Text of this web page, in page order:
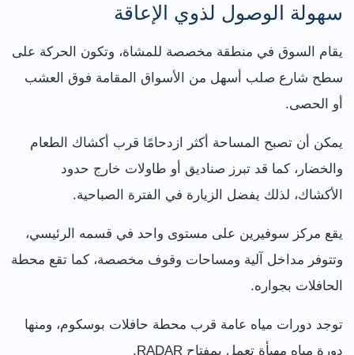
سهولة الوصول لذوي الإعاقة
يقام السوق في منطقة مخصصة للمشاة، وتكون الحركة على
سطح شارع صلب أسهل من الأسواق المقامة فوق العشب
أو الحصى.
يمكن أن تصبح المساحة أكثر ازدحامًا قرب أكشاك الطعام
والخضار، كما قد تبرز صناديق أو طاولات خارج حدود
الأكشاك، لذلك يفضل الزيارة في الفترة الصباحية.
يقع مركز سوفيرين على مستوى واحد في قسمه الرئيسي،
وتتوفر مداخل آلية ومساحات وقوف مخصصة، كما تقع محطة
الحافلات بجواره.
توجد دورات مياه عامة قرب محطة حافلات بوسكوم، ومنها
دورة مياه مهيأة تعمل بمفتاح RADAR.